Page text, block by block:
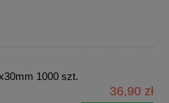
1000 szt.
36,90 zł